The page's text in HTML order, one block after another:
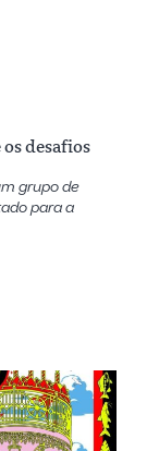
desafios
grupo de
para a